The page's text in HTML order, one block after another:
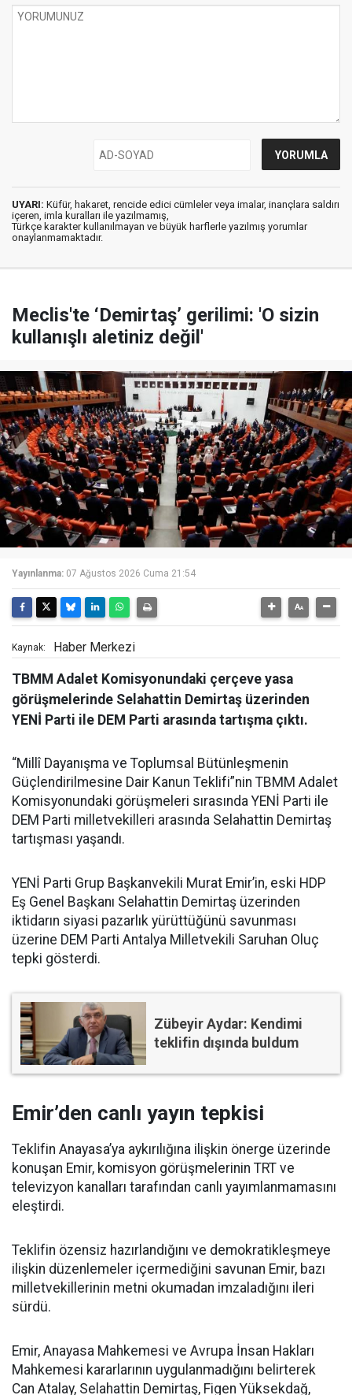
UYARI: Küfür, hakaret, rencide edici cümleler veya imalar, inançlara saldırı
içeren, imla kuralları ile yazılmamış,
Türkçe karakter kullanılmayan ve büyük harflerle yazılmış yorumlar
onaylanmamaktadır.
Meclis'te ‘Demirtaş’ gerilimi: 'O sizin
kullanışlı aletiniz değil'
Yayınlanma: 07 Ağustos 2026 Cuma 21:54
Kaynak: Haber Merkezi
TBMM Adalet Komisyonundaki çerçeve yasa
görüşmelerinde Selahattin Demirtaş üzerinden
YENİ Parti ile DEM Parti arasında tartışma çıktı.
“Millî Dayanışma ve Toplumsal Bütünleşmenin
Güçlendirilmesine Dair Kanun Teklifi”nin TBMM Adalet
Komisyonundaki görüşmeleri sırasında YENİ Parti ile
DEM Parti milletvekilleri arasında Selahattin Demirtaş
tartışması yaşandı.
YENİ Parti Grup Başkanvekili Murat Emir’in, eski HDP
Eş Genel Başkanı Selahattin Demirtaş üzerinden
iktidarın siyasi pazarlık yürüttüğünü savunması
üzerine DEM Parti Antalya Milletvekili Saruhan Oluç
tepki gösterdi.
Zübeyir Aydar: Kendimi
teklifin dışında buldum
Emir’den canlı yayın tepkisi
Teklifin Anayasa’ya aykırılığına ilişkin önerge üzerinde
konuşan Emir, komisyon görüşmelerinin TRT ve
televizyon kanalları tarafından canlı yayımlanmamasını
eleştirdi.
Teklifin özensiz hazırlandığını ve demokratikleşmeye
ilişkin düzenlemeler içermediğini savunan Emir, bazı
milletvekillerinin metni okumadan imzaladığını ileri
sürdü.
Emir, Anayasa Mahkemesi ve Avrupa İnsan Hakları
Mahkemesi kararlarının uygulanmadığını belirterek
Can Atalay, Selahattin Demirtaş, Figen Yüksekdağ,